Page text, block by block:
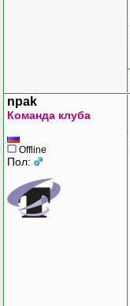
npak
Команда клуба
Offline
Пол: